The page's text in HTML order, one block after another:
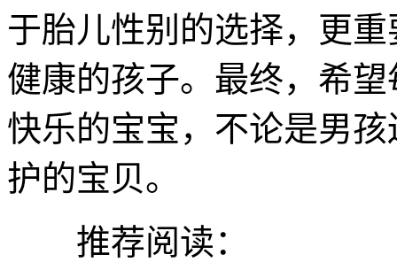
于胎儿性别的选择，更
健康的孩子。最终，希
快乐的宝宝，不论是男
护的宝贝。
推荐阅读：